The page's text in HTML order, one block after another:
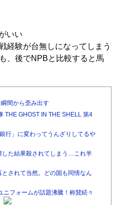
いい
験が台無しになってしまう
後でNPBと比較すると馬
間から歪み出す
THE GHOST IN THE SHELL 第4
行」に変わってうんざりしてるや
した結果殺されてしまう…これ半
されて当然。どの国も同情なん
ニフォームが話題沸騰！称賛続々